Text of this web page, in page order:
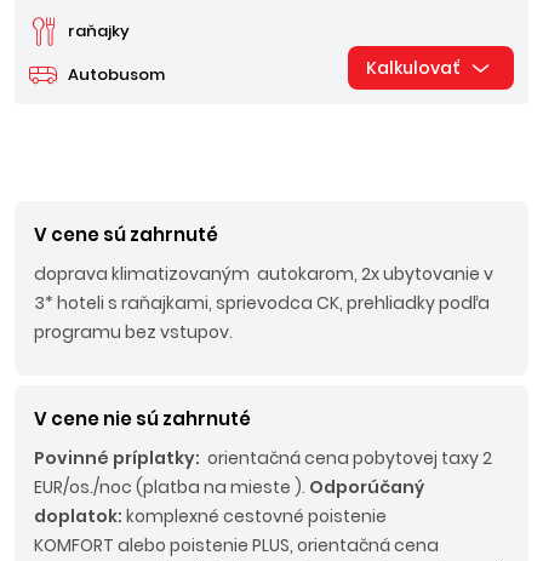
Autobusom
raňajky
Kalkulovať
V cene sú zahrnuté
doprava klimatizovaným autokarom, 2x ubytovanie v
3* hoteli s raňajkami, sprievodca CK, prehliadky podľa
programu bez vstupov.
V cene nie sú zahrnuté
Povinné príplatky: orientačná cena pobytovej taxy 2
EUR/os./noc (platba na mieste ). Odporúčaný
doplatok: komplexné cestovné poistenie
KOMFORT alebo poistenie PLUS, orientačná cena